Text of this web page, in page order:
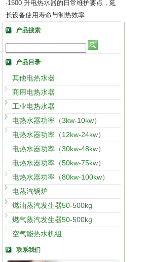
·1500 升电热水器的日常维护要点，延
长设备使用寿命与制热效率
产品搜索
产品目录
其他电热水器
商用电热水器
工业电热水器
电热水器功率（3kw-10kw）
电热水器功率（12kw-24kw）
电热水器功率（30kw-48kw）
电热水器功率（50kw-75kw）
电热水器功率（80kw-100kw）
电蒸汽锅炉
燃油蒸汽发生器50-500kg
燃气蒸汽发生器50-500kg
空气能热水机组
联系我们